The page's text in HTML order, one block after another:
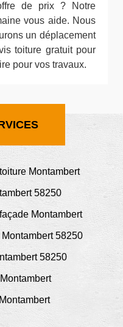
de prix ? Notre
vous aide. Nous
un déplacement
toiture gratuit pour
pour vos travaux.
Montambert
58250
Montambert
58250
58250